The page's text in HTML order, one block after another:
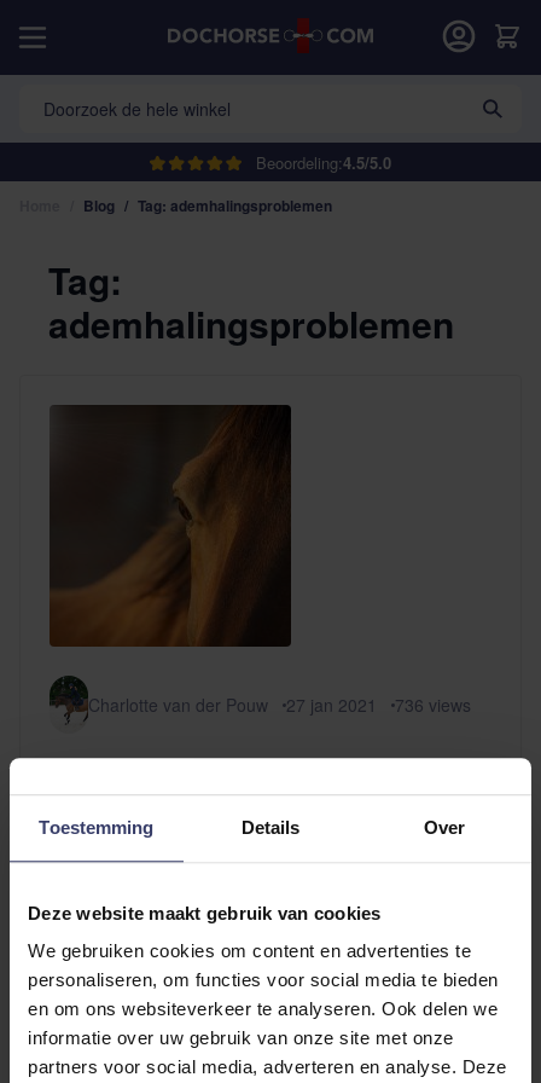
Toestemming Details Over
Deze website maakt gebruik van cookies
We gebruiken cookies om content en advertenties te
personaliseren, om functies voor social media te bieden
en om ons websiteverkeer te analyseren. Ook delen we
informatie over uw gebruik van onze site met onze
partners voor social media, adverteren en analyse. Deze
Beoordeling:4.5/5.0
Doorzoek de hele winkel
Cart
Blog / Tag: ademhalingsproblemen
Tag:
ademhalingsproblemen
Charlotte van der Pouw 27 jan 2021 736 views
Gezondheidsproblemen bij paarden in
de winter
De winter brengt specifieke gezondheidsrisico's
en ademhalingsproblemen. Met praktische tips zorg
je ervoor dat je paard gezond en gelukkig de winter
doorkomt.
Lees verder...